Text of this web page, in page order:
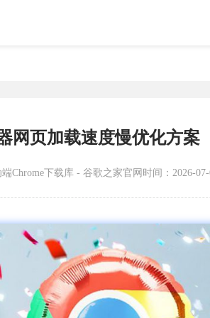
网页加载速度慢优化方案
Chrome下载库 - 谷歌之家官网 时间：2026-